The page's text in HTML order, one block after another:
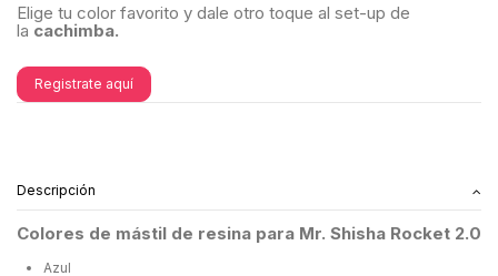
Elige tu color favorito y dale otro toque al set-up de
la cachimba.
Registrate aquí
Descripción
Colores de mástil de resina para Mr. Shisha Rocket 2.0
Azul